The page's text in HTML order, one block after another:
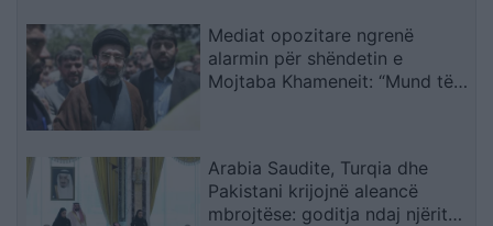
Mediat opozitare ngrenë
alarmin për shëndetin e
Mojtaba Khameneit: “Mund të
Arabia Saudite, Turqia dhe
Pakistani krijojnë aleancë
mbrojtëse: goditja ndaj njërit